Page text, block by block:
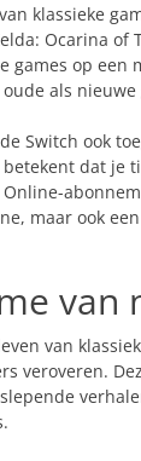
klassieke
Ocarina
games op een
als
Switch ook
dat je
maar ook
van
van
veroveren.